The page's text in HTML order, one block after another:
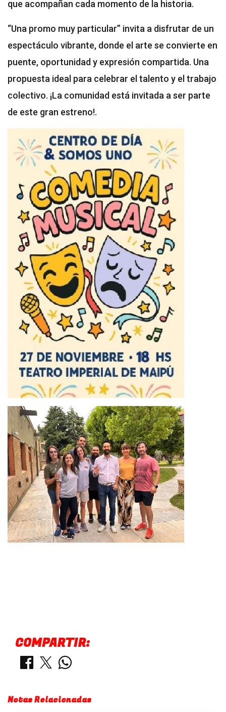
que acompañan cada momento de la historia.
“Una promo muy particular” invita a disfrutar de un
espectáculo vibrante, donde el arte se convierte en
puente, oportunidad y expresión compartida. Una
propuesta ideal para celebrar el talento y el trabajo
colectivo. ¡La comunidad está invitada a ser parte
de este gran estreno!.
COMPARTIR:
Notas Relacionadas